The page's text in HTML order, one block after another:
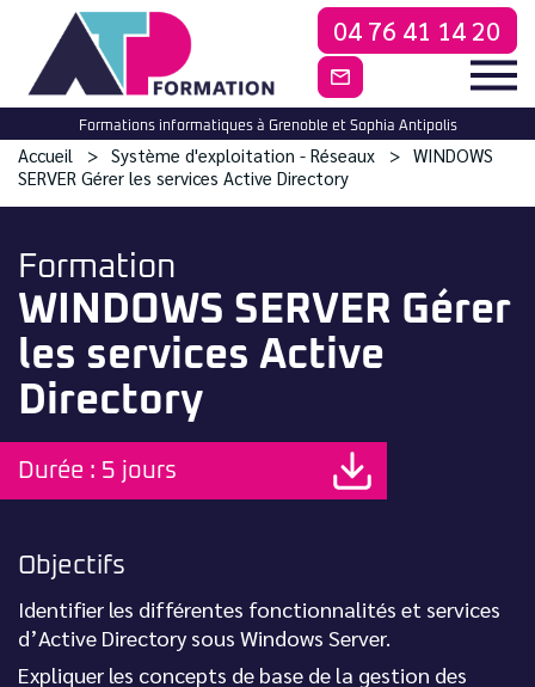
04 76 41 14 20
CONTACTEZ-
Formations informatiques à Grenoble et Sophia Antipolis
Accueil Système d'exploitation - Réseaux
WINDOWS
SERVER Gérer les services Active Directory
Formation
WINDOWS SERVER Gérer
les services Active
Directory
Durée : 5 jours
Objectifs
Identifier les différentes fonctionnalités et services
d’Active Directory sous Windows Server.
Expliquer les concepts de base de la gestion des